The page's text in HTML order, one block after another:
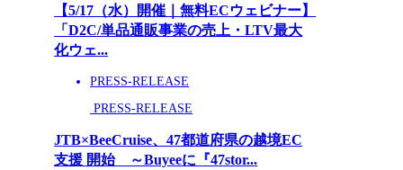
【5/17（水）開催｜無料ECウェビナー】
「D2C/単品通販事業の売上・LTV最大
化ウェ...
PRESS-RELEASE
PRESS-RELEASE
JTB×BeeCruise、47都道府県の越境EC
支援 開始 ～Buyeeに『47stor...